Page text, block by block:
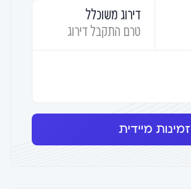
דירוג משוכלל
טרם התקבל דירוג
זמינות מיידית